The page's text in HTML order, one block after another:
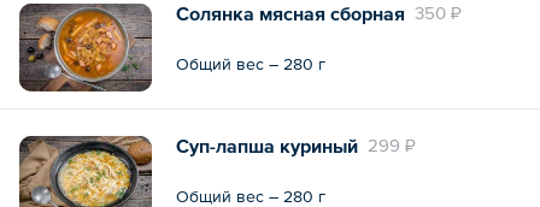
350 ₽
Солянка мясная сборная
Общий вес – 280 г
299 ₽
Суп-лапша куриный
Общий вес – 280 г